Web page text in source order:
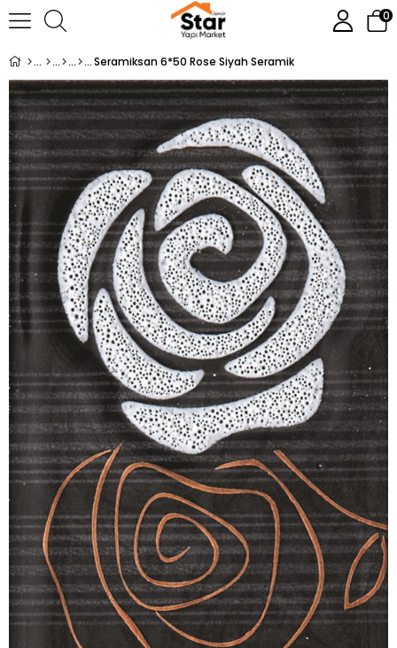
0
Seramiksan 6*50 Rose Siyah Seramik